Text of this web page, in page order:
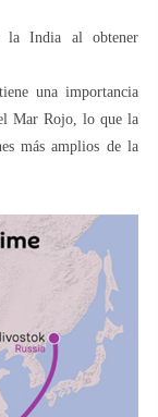
la India al obtener
una importancia
Mar Rojo, lo que la
más amplios de la